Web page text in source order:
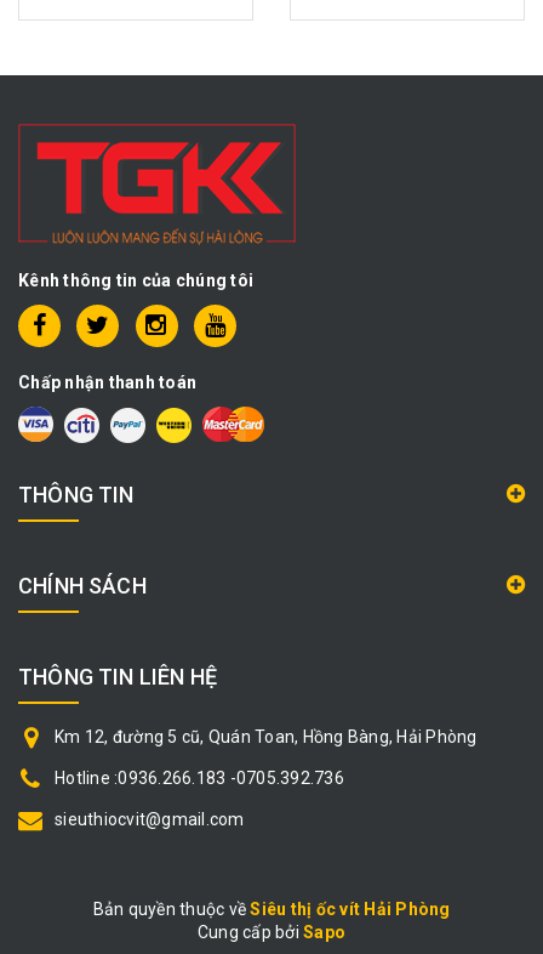
Kênh thông tin của chúng tôi
Chấp nhận thanh toán
THÔNG TIN
CHÍNH SÁCH
THÔNG TIN LIÊN HỆ
Km 12, đường 5 cũ, Quán Toan, Hồng Bàng, Hải Phòng
Hotline :0936.266.183 -0705.392.736
sieuthiocvit@gmail.com
Bản quyền thuộc vềSiêu thị ốc vít Hải Phòng
|
Cung cấp bởiSapo